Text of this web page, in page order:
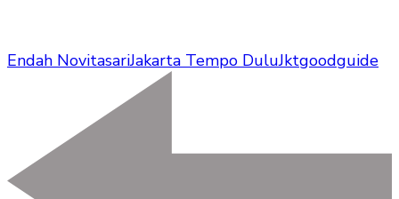
Endah NovitasariJakarta Tempo DuluJktgoodguide